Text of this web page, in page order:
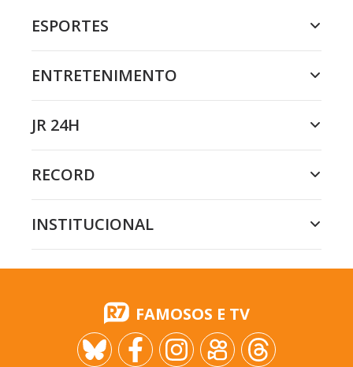
ESPORTES
ENTRETENIMENTO
JR 24H
RECORD
INSTITUCIONAL
FAMOSOS E TV